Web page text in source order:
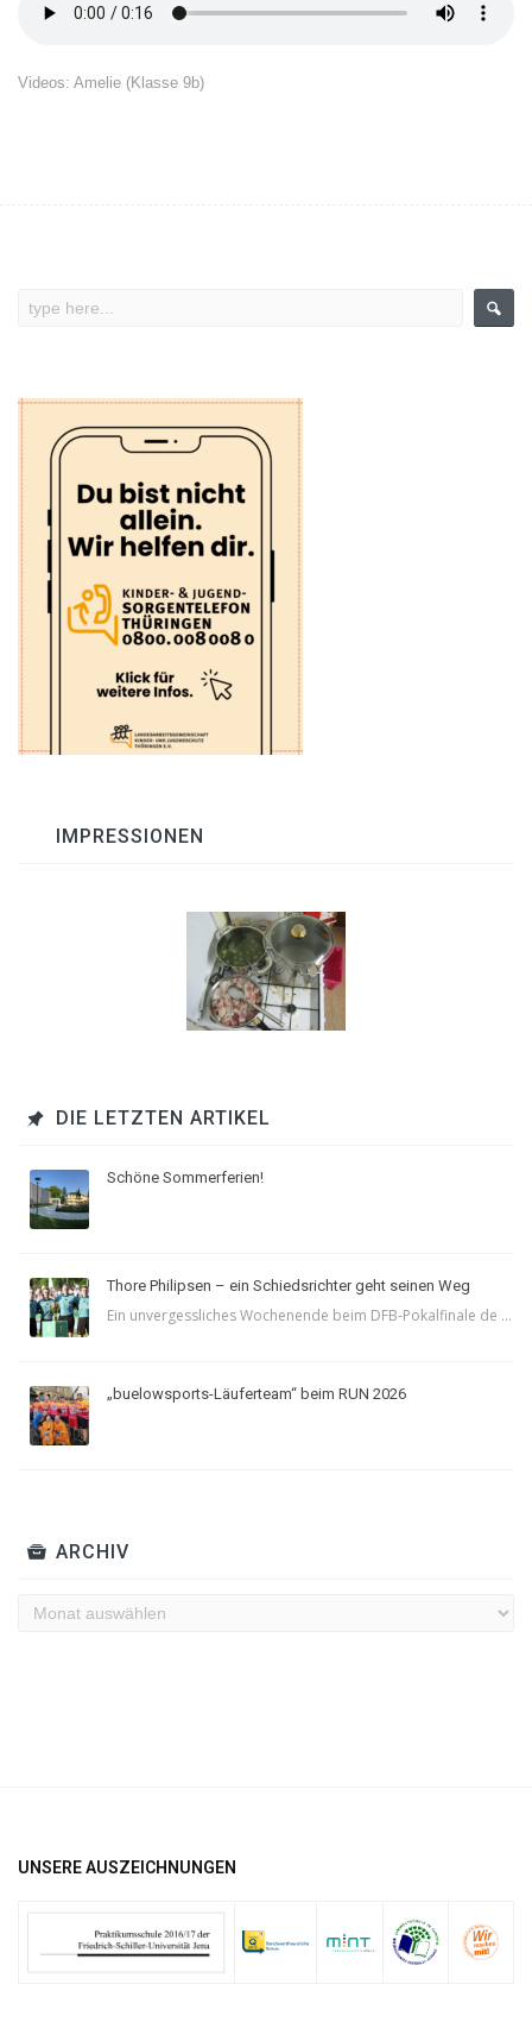
Videos: Amelie (Klasse 9b)
IMPRESSIONEN
DIE LETZTEN ARTIKEL
Schöne Sommerferien!
Thore Philipsen – ein Schiedsrichter geht seinen Weg
Ein unvergessliches Wochenende beim DFB-Pokalfinale de ...
„buelowsports-Läuferteam“ beim RUN 2026
ARCHIV
Archiv
UNSERE AUSZEICHNUNGEN